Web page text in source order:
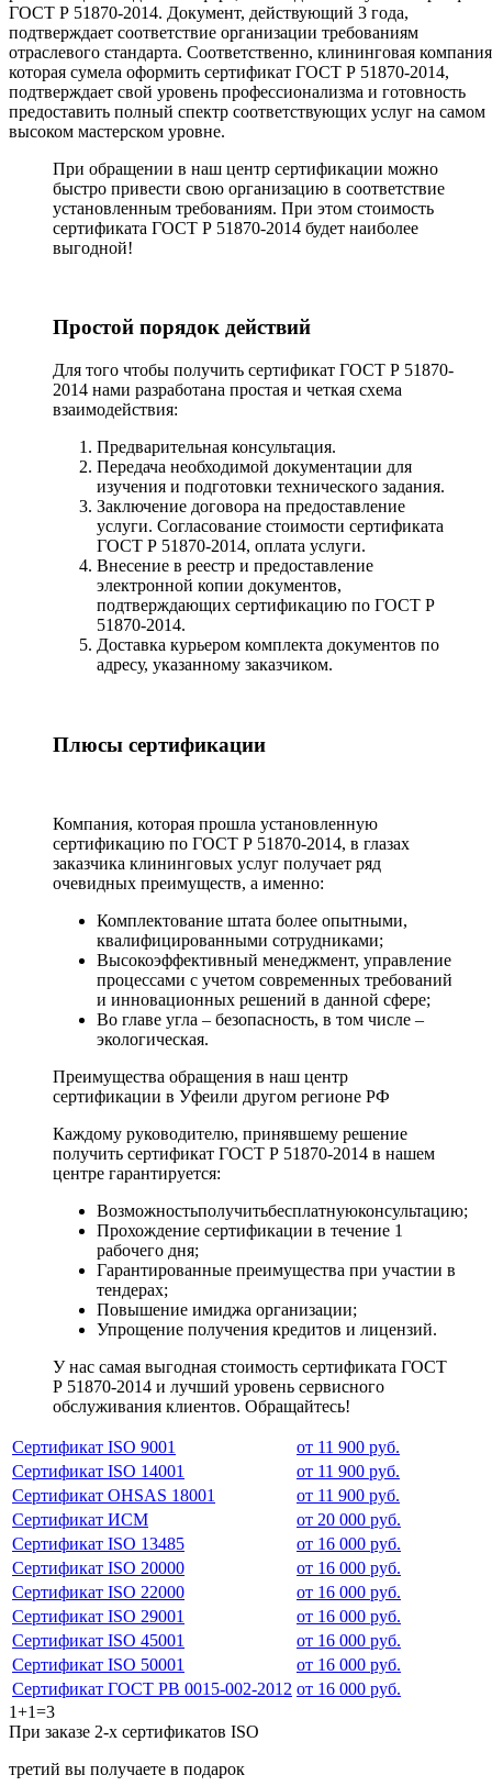
ГОСТ Р 51870-2014. Документ, действующий 3 года,
подтверждает соответствие организации требованиям
отраслевого стандарта. Соответственно, клининговая
которая сумела оформить сертификат ГОСТ Р 51870-2014,
подтверждает свой уровень профессионализма и готовность
предоставить полный спектр соответствующих услуг на самом
высоком мастерском уровне.
При обращении в наш центр сертификации можно
быстро привести свою организацию в соответствие
установленным требованиям. При этом стоимость
сертификата ГОСТ Р 51870-2014 будет наиболее
выгодной!
Простой порядок действий
Для того чтобы получить сертификат ГОСТ Р 51870-
2014 нами разработана простая и четкая схема
взаимодействия:
Предварительная консультация.
Передача необходимой документации для
изучения и подготовки технического задания.
Заключение договора на предоставление
услуги. Согласование стоимости сертификата
ГОСТ Р 51870-2014, оплата услуги.
Внесение в реестр и предоставление
электронной копии документов,
подтверждающих сертификацию по ГОСТ Р
51870-2014.
Доставка курьером комплекта документов по
адресу, указанному заказчиком.
Плюсы сертификации
Компания, которая прошла установленную
сертификацию по ГОСТ Р 51870-2014, в глазах
заказчика клининговых услуг получает ряд
очевидных преимуществ, а именно:
Комплектование штата более опытными,
квалифицированными сотрудниками;
Высокоэффективный менеджмент, управление
процессами с учетом современных требований
и инновационных решений в данной сфере;
Во главе угла – безопасность, в том числе –
экологическая.
Преимущества обращения в наш центр
сертификации в Уфеили другом регионе РФ
Каждому руководителю, принявшему решение
получить сертификат ГОСТ Р 51870-2014 в нашем
центре гарантируется:
Возможностьполучитьбесплатнуюконсультацию;
Прохождение сертификации в течение 1
рабочего дня;
Гарантированные преимущества при участии в
тендерах;
Повышение имиджа организации;
Упрощение получения кредитов и лицензий.
У нас самая выгодная стоимость сертификата ГОСТ
Р 51870-2014 и лучший уровень сервисного
обслуживания клиентов. Обращайтесь!
Сертификат ISO 9001
от 11 900 руб.
Сертификат ISO 14001
от 11 900 руб.
Сертификат OHSAS 18001
от 11 900 руб.
Сертификат ИСМ
от 20 000 руб.
Сертификат ISO 13485
от 16 000 руб.
Сертификат ISO 20000
от 16 000 руб.
Сертификат ISO 22000
от 16 000 руб.
Сертификат ISO 29001
от 16 000 руб.
Сертификат ISO 45001
от 16 000 руб.
Сертификат ISO 50001
от 16 000 руб.
Сертификат ГОСТ РВ 0015-002-2012 от 16 000 руб.
1+1=3
При заказе 2-х сертификатов ISO
третий вы получаете в подарок